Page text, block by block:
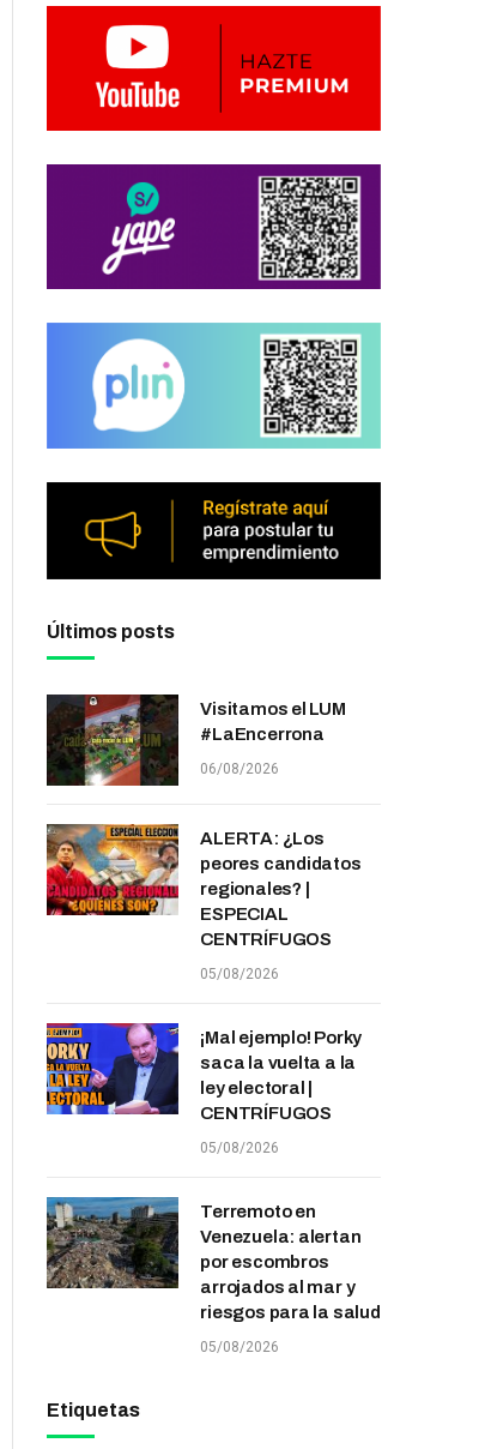
Últimos posts
Visitamos el LUM
#LaEncerrona
06/08/2026
ALERTA: ¿Los
peores candidatos
regionales? |
ESPECIAL
CENTRÍFUGOS
05/08/2026
¡Mal ejemplo! Porky
saca la vuelta a la
ley electoral |
CENTRÍFUGOS
05/08/2026
Terremoto en
Venezuela: alertan
por escombros
arrojados al mar y
riesgos para la salud
05/08/2026
Etiquetas